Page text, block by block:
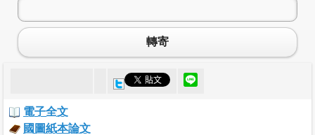
轉寄
電子全文
國圖紙本論文